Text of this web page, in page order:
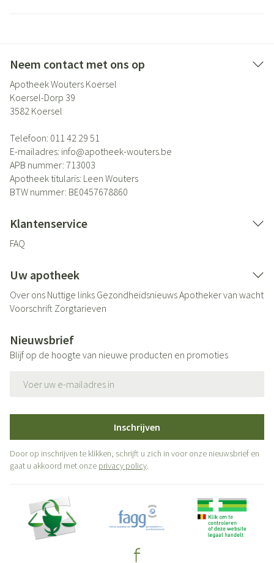
Neem contact met ons op
Apotheek Wouters Koersel
Koersel-Dorp 39
3582 Koersel
Telefoon: 011 42 29 51
E-mailadres: info@apotheek-wouters.be
APB nummer: 713003
Apotheek titularis: Leen Wouters
BTW nummer: BE0457678860
Klantenservice
FAQ
Uw apotheek
Over ons Nuttige links GezondheidsnieuwsApotheker van wacht
Voorschrift Zorgtarieven
Nieuwsbrief
Blijf op de hoogte van nieuwe producten en promoties
Inschrijven
Door op inschrijven te klikken, schrijft u zich in voor onze nieuwsbrief en
gaat u akkoord met onze privacy policy.